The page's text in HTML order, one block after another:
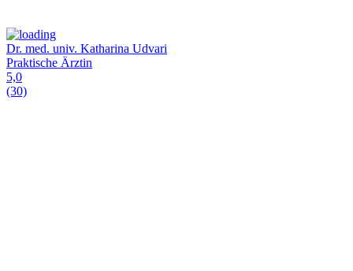
Dr. med. univ. Katharina Udvari
Praktische Ärztin
5,0
(30)